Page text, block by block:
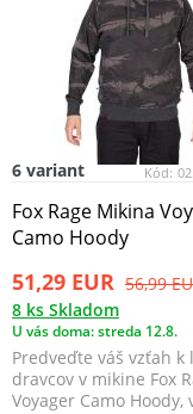
Kód:
6 variant
Fox Rage Mikina
Camo Hoody
51,29 EUR 56,99
8 ks Skladom
U vás doma: streda 12.8.
Predveďte váš vzťah k
dravcov v mikine Fox
Voyager Camo Hoody,